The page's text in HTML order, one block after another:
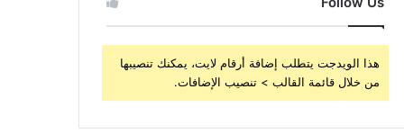
هذا الويدجت يتطلب إضافة أرقام لايت، يمكنك تنصيبها
من خلال قائمة القالب > تنصيب الإضافات.